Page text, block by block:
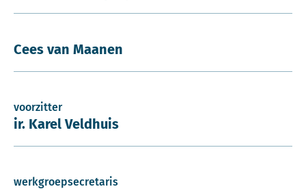
Cees van Maanen
voorzitter
ir. Karel Veldhuis
werkgroepsecretaris